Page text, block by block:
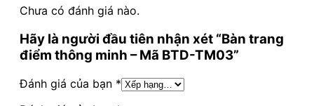
Chưa có đánh giá nào.
Hãy là người đầu tiên nhận xét “Bàn trang
điểm thông minh – Mã BTD-TM03”
Đánh giá của bạn *